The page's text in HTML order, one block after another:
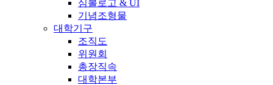
심볼로고 & UI
기념조형물
대학기구
조직도
위원회
총장직속
대학본부